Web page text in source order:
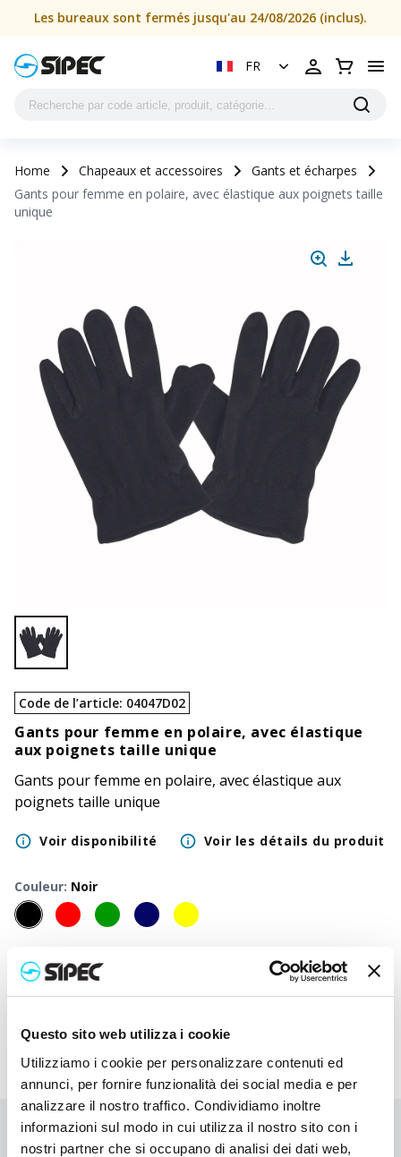
Questo sito web utilizza i cookie
Utilizziamo i cookie per personalizzare contenuti ed
annunci, per fornire funzionalità dei social media e per
analizzare il nostro traffico. Condividiamo inoltre
informazioni sul modo in cui utilizza il nostro sito con i
nostri partner che si occupano di analisi dei dati web,
Les bureaux sont fermés jusqu'au 24/08/2026 (inclus).
FR
Home Chapeaux et accessoires
Gants et écharpes
Gants pour femme en polaire, avec élastique aux poignets taille
unique
Code de l’article: 04047D02
Gants pour femme en polaire, avec élastique
aux poignets taille unique
Gants pour femme en polaire, avec élastique aux
poignets taille unique
Voir disponibilité Voir les détails du produit
Couleur: Noir
50+ 1000+ 2500
Prix
neutre
2,000
Vous n'avez pas trouvé ce que vous cherchiez ?